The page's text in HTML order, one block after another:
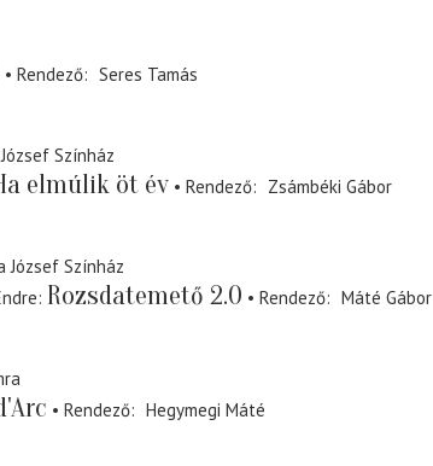
Rendező
Seres Tamás
Színház
elmúlik öt év Rendező
Zsámbéki Gábor
József Színház
Rozsdatemető 2.0 Rendező
Máté Gábor
Rendező
Hegymegi Máté